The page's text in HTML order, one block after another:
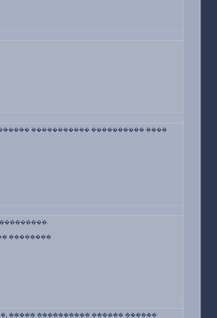
����������� ���������� ����
��������
����� ���������� ������ ������